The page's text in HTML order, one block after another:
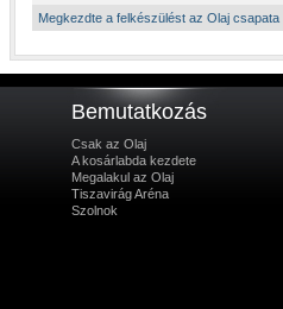
Megkezdte a felkészülést az Olaj csapata
Bemutatkozás
Csak az Olaj
A kosárlabda kezdete
Megalakul az Olaj
Tiszavirág Aréna
Szolnok